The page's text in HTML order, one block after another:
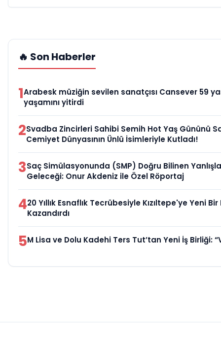
🔥 Son Haberler
1Arabesk müziğin sevilen sanatçısı Cansever 59
yaşamını yitirdi
2Svadba Zincirleri Sahibi Semih Hot Yaş Gününü
Cemiyet Dünyasının Ünlü İsimleriyle Kutladı!
3Saç Simülasyonunda (SMP) Doğru Bilinen
Geleceği: Onur Akdeniz ile Özel Röportaj
420 Yıllık Esnaflık Tecrübesiyle Kızıltepe'ye Yeni
Kazandırdı
5M Lisa ve Dolu Kadehi Ters Tut’tan Yeni İş Birliği: